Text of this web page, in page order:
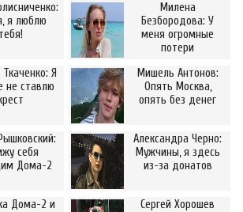
я люблю
тебя!
Милена
Безбородова: У
меня огромные
потери
Я
не ставлю
Мишель Антонов:
Опять Москва,
опять без денег
себя
Дома-2
Александра Черно:
Мужчины, я здесь
из-за донатов
Дома-2 и
Сергей Хорошев